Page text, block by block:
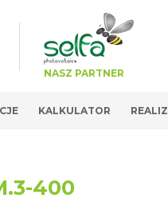
NASZ PARTNER
KALKULATOR
400